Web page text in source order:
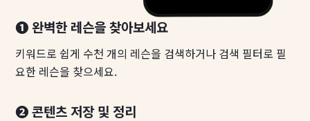
❶ 완벽한 레슨을 찾아보세요
키워드로 쉽게 수천 개의 레슨을 검색하거나 검색 필터로 필
요한 레슨을 찾으세요.
❷ 콘텐츠 저장 및 정리